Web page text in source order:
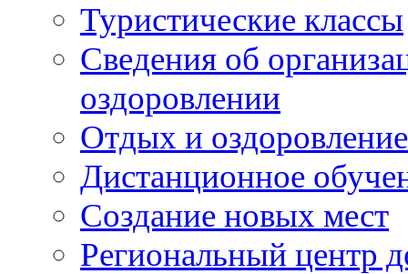
Туристические классы
Сведения об
оздоровлении
Отдых и
Дистанционное
Создание новых мест
Региональный центр